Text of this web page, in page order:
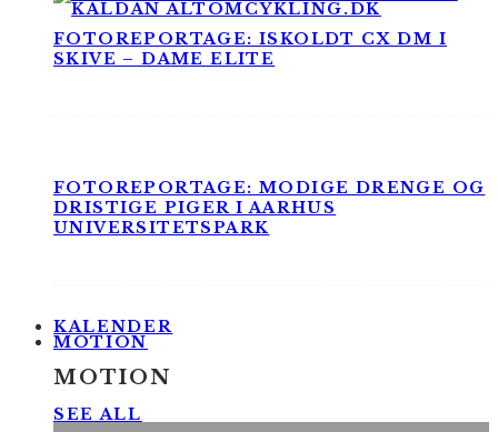
FOTOREPORTAGE: ISKOLDT CX DM I
SKIVE – DAME ELITE
FOTOREPORTAGE: MODIGE DRENGE OG
DRISTIGE PIGER I AARHUS
UNIVERSITETSPARK
KALENDER
MOTION
MOTION
SEE ALL